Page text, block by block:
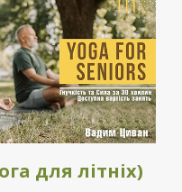
для літніх)